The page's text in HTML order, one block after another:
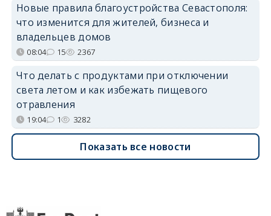
Новые правила благоустройства Севастополя:
что изменится для жителей, бизнеса и
владельцев домов
08:04 15 2367
Что делать с продуктами при отключении
света летом и как избежать пищевого
отравления
19:04 1 3282
Показать все новости